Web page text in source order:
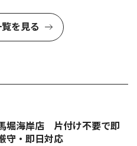
を見る
堀海岸店 片付け不要で即
守・即日対応